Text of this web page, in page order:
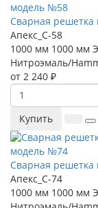
Сварная
Апекс_С-58
1000 мм 1000 мм
Нитроэмаль/
от 2 240 ₽
Купить
Сварная
Апекс_С-74
1000 мм 1000 мм